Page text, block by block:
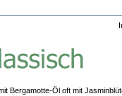
Bergamotte-Öl oft mit